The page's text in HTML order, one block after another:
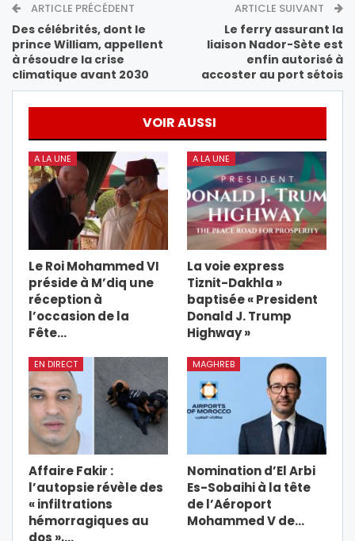
ARTICLE PRÉCÉDENT
Des célébrités, dont le
prince William, appellent
à résoudre la crise
climatique avant 2030
ARTICLE SUIVANT
Le ferry assurant la
liaison Nador-Sète est
enfin autorisé à
accoster au port sétois
VOIR AUSSI
A LA UNE
Le Roi Mohammed VI
préside à M’diq une
réception à
l’occasion de la
Fête…
A LA UNE
La voie express
Tiznit-Dakhla »
baptisée « President
Donald J. Trump
Highway »
EN DIRECT
Affaire Fakir :
l’autopsie révèle des
« infiltrations
hémorragiques au
dos »,…
MAGHREB
Nomination d’El Arbi
Es-Sobaihi à la tête
de l’Aéroport
Mohammed V de…